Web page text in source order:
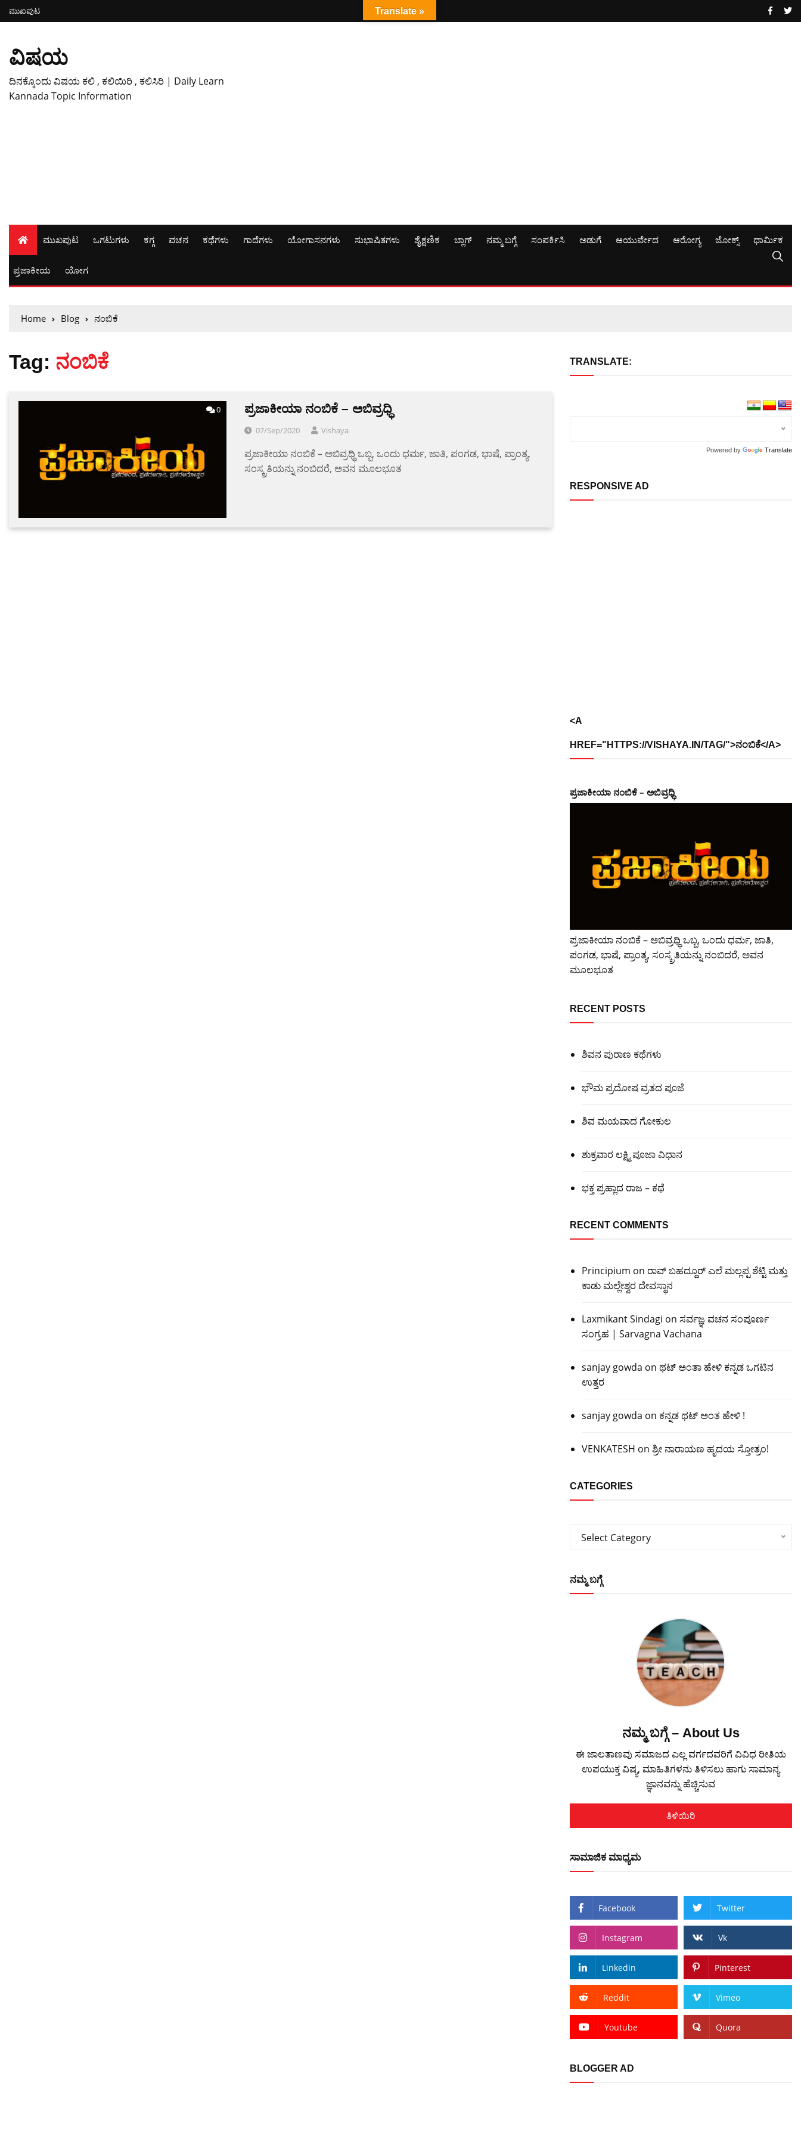
ಮುಖಪುಟ
ವಿಷಯ
ದಿನಕ್ಕೊಂದು ವಿಷಯ ಕಲಿ , ಕಲಿಯಿರಿ , ಕಲಿಸಿರಿ | Daily Learn
Kannada Topic Information
ಮುಖಪುಟ ಒಗಟುಗಳು ಕಗ್ಗ ವಚನ ಕಥೆಗಳು ಗಾದೆಗಳು ಯೋಗಾಸನಗಳು ಸುಭಾಷಿತಗಳು ಶೈಕ್ಷಣಿಕ ಬ್ಲಾಗ್ ನಮ್ಮ ಬಗ್ಗೆ ಸಂಪರ್ಕಿಸಿ ಅಡುಗೆ ಆಯುರ್ವೇದ ಆರೋಗ್ಯ ಜೋಕ್ಸ್ ಧಾರ್ಮಿಕ
ಪ್ರಜಾಕೀಯ ಯೋಗ
Home Blog ನಂಬಿಕೆ
Tag: ನಂಬಿಕೆ
0 ಪ್ರಜಾಕೀಯಾ ನಂಬಿಕೆ – ಅಬಿವ್ರಧ್ಧಿ
07/Sep/2020 Vishaya
ಪ್ರಜಾಕೀಯಾ ನಂಬಿಕೆ – ಅಬಿವ್ರಧ್ಧಿ ಒಬ್ಬ, ಒಂದು ಧರ್ಮ, ಜಾತಿ, ಪಂಗಡ, ಭಾಷೆ, ಪ್ರಾಂತ್ಯ,
ಸಂಸ್ಕ್ರತಿಯನ್ನು ನಂಬಿದರೆ, ಅವನ ಮೂಲಭೂತ
TRANSLATE:
Powered by Translate
RESPONSIVE AD
<A
HREF="HTTPS://VISHAYA.IN/TAG/">ನಂಬಿಕೆ</A>
ಪ್ರಜಾಕೀಯಾ ನಂಬಿಕೆ – ಅಬಿವ್ರಧ್ಧಿ
ಪ್ರಜಾಕೀಯಾ ನಂಬಿಕೆ – ಅಬಿವ್ರಧ್ಧಿ ಒಬ್ಬ, ಒಂದು ಧರ್ಮ, ಜಾತಿ,
ಪಂಗಡ, ಭಾಷೆ, ಪ್ರಾಂತ್ಯ, ಸಂಸ್ಕ್ರತಿಯನ್ನು ನಂಬಿದರೆ, ಅವನ
ಮೂಲಭೂತ
RECENT POSTS
ಶಿವನ ಪುರಾಣ ಕಥೆಗಳು
ಭೌಮ ಪ್ರದೋಷ ವ್ರತದ ಪೂಜೆ
ಶಿವ ಮಯವಾದ ಗೋಕುಲ
ಶುಕ್ರವಾರ ಲಕ್ಷ್ಮಿ ಪೂಜಾ ವಿಧಾನ
ಭಕ್ತ ಪ್ರಹ್ಲಾದ ರಾಜ – ಕಥೆ
RECENT COMMENTS
Principium on ರಾವ್ ಬಹದ್ದೂರ್ ಎಲೆ ಮಲ್ಲಪ್ಪ ಶೆಟ್ಟಿ ಮತ್ತು
ಕಾಡು ಮಲ್ಲೇಶ್ವರ ದೇವಸ್ಥಾನ
Laxmikant Sindagi on ಸರ್ವಜ್ಞ ವಚನ ಸಂಪೂರ್ಣ
ಸಂಗ್ರಹ | Sarvagna Vachana
sanjay gowda on ಥಟ್ ಅಂತಾ ಹೇಳಿ ಕನ್ನಡ ಒಗಟಿನ
ಉತ್ತರ
sanjay gowda on ಕನ್ನಡ ಥಟ್ ಅಂತ ಹೇಳಿ !
VENKATESH on ಶ್ರೀ ನಾರಾಯಣ ಹೃದಯ ಸ್ತೋತ್ರಂ!
CATEGORIES
Categories
Select Category
ನಮ್ಮ ಬಗ್ಗೆ
ನಮ್ಮ ಬಗ್ಗೆ – About Us
ಈ ಜಾಲತಾಣವು ಸಮಾಜದ ಎಲ್ಲ ವರ್ಗದವರಿಗೆ ವಿವಿಧ ರೀತಿಯ
ಉಪಯುಕ್ತ ವಿಷ್ಯ, ಮಾಹಿತಿಗಳನು ತಿಳಿಸಲು ಹಾಗು ಸಾಮಾನ್ಯ
ಜ್ಞಾನವನ್ನು ಹೆಚ್ಚಿಸುವ
ತಿಳಿಯಿರಿ
ಸಾಮಾಜಿಕ ಮಾಧ್ಯಮ
Facebook Twitter
Instagram Vk
Linkedin Pinterest
Reddit Vimeo
Youtube Quora
BLOGGER AD
Translate »